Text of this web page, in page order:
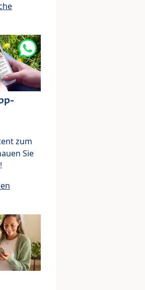
zum
Sie